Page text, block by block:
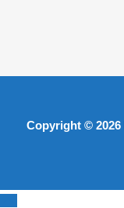
Copyright © 2026